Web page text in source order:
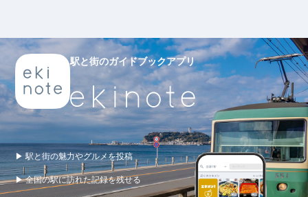
駅と街のガイドブックアプリ
▶ 駅と街の魅力やグルメを投稿
▶ 全国の駅に訪れた記録を残せる